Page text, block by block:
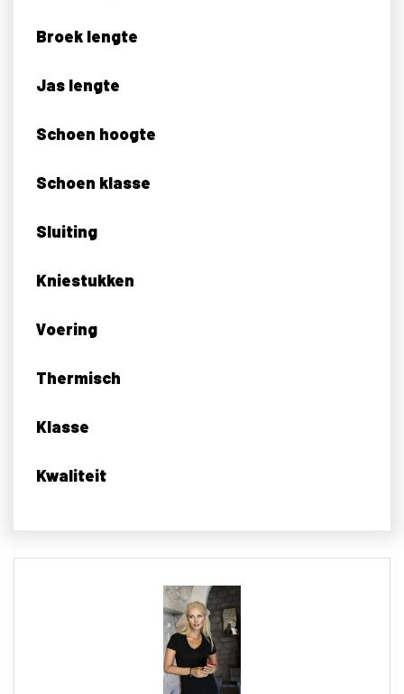
Broek lengte
Jas lengte
Schoen hoogte
Schoen klasse
Sluiting
Kniestukken
Voering
Thermisch
Klasse
Kwaliteit